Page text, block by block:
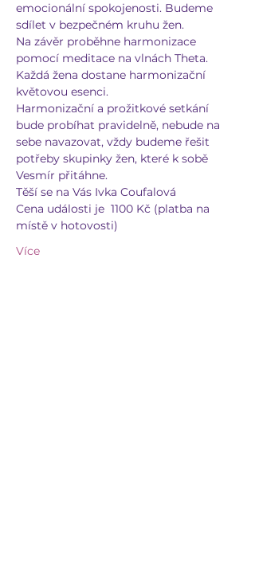
emocionální spokojenosti. Budeme
sdílet v bezpečném kruhu žen.
Na závěr proběhne harmonizace
pomocí meditace na vlnách Theta.
Každá žena dostane harmonizační
květovou esenci.
Harmonizační a prožitkové setkání
bude probíhat pravidelně, nebude na
sebe navazovat, vždy budeme řešit
potřeby skupinky žen, které k sobě
Vesmír přitáhne.
Těší se na Vás Ivka Coufalová
Cena události je  1100 Kč (platba na
místě v hotovosti)
Více